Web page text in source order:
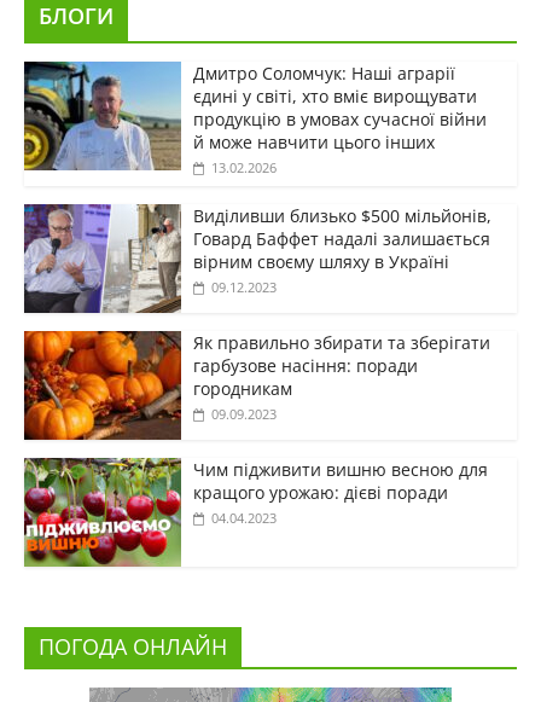
БЛОГИ
Дмитро Соломчук: Наші аграрії
єдині у світі, хто вміє вирощувати
продукцію в умовах сучасної війни
й може навчити цього інших
13.02.2026
Виділивши близько $500 мільйонів,
Говард Баффет надалі залишається
вірним своєму шляху в Україні
09.12.2023
Як правильно збирати та зберігати
гарбузове насіння: поради
городникам
09.09.2023
Чим підживити вишню весною для
кращого урожаю: дієві поради
04.04.2023
ПОГОДА ОНЛАЙН